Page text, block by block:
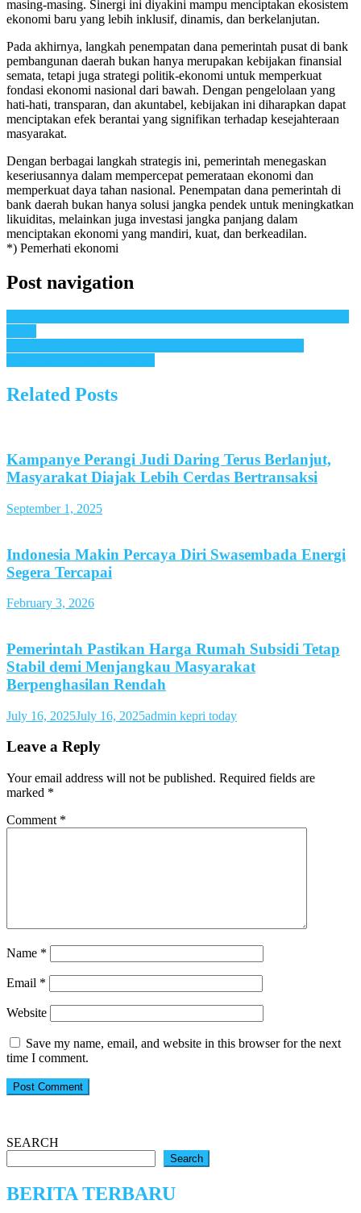
masing-masing. Sinergi ini diyakini mampu menciptakan ekosistem
ekonomi baru yang lebih inklusif, dinamis, dan berkelanjutan.
Pada akhirnya, langkah penempatan dana pemerintah pusat di bank
pembangunan daerah bukan hanya merupakan kebijakan finansial
semata, tetapi juga strategi politik-ekonomi untuk memperkuat
fondasi ekonomi nasional dari bawah. Dengan pengelolaan yang
hati-hati, transparan, dan akuntabel, kebijakan ini diharapkan dapat
menciptakan efek berantai yang signifikan terhadap kesejahteraan
masyarakat.
Dengan berbagai langkah strategis ini, pemerintah menegaskan
keseriusannya dalam mempercepat pemerataan ekonomi dan
memperkuat daya tahan nasional. Penempatan dana pemerintah di
bank daerah bukan hanya solusi jangka pendek untuk meningkatkan
likuiditas, melainkan juga investasi jangka panjang dalam
menciptakan ekonomi yang mandiri, kuat, dan berkeadilan.
*) Pemerhati ekonomi
Post navigation
Related Posts
Kampanye Perangi Judi Daring Terus Berlanjut,
Masyarakat Diajak Lebih Cerdas Bertransaksi
September 1, 2025
Indonesia Makin Percaya Diri Swasembada Energi
Segera Tercapai
February 3, 2026
Pemerintah Pastikan Harga Rumah Subsidi Tetap
Stabil demi Menjangkau Masyarakat
Berpenghasilan Rendah
July 16, 2025July 16, 2025admin kepri today
Leave a Reply
Your email address will not be published. Required fields are
marked *
Comment *
Name *
Email *
Website
Save my name, email, and website in this browser for the next
time I comment.
SEARCH
Search
BERITA TERBARU